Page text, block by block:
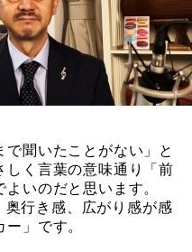
で聞いたことがない」と
しく言葉の意味通り「前
いのだと思います。
奥行き感、広がり感が感
」です。